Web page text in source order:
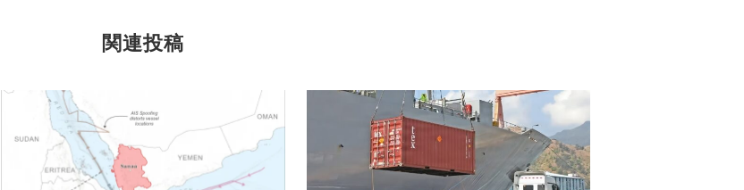
関連投稿